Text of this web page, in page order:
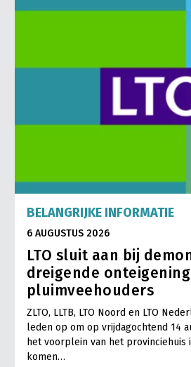
BELANGRIJKE INFORMATIE
6 AUGUSTUS 2026
LTO sluit aan bij
dreigende onteigening
pluimveehouders
ZLTO, LLTB, LTO Noord en LTO
leden op om op vrijdagochtend 14
het voorplein van het provinciehuis
komen…